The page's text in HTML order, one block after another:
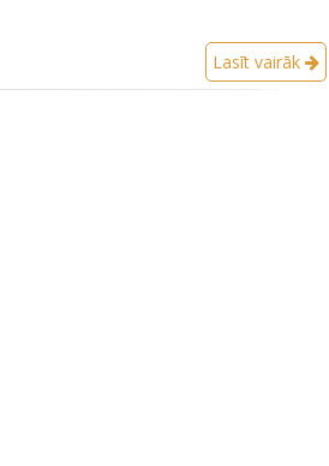
Lasīt vairāk